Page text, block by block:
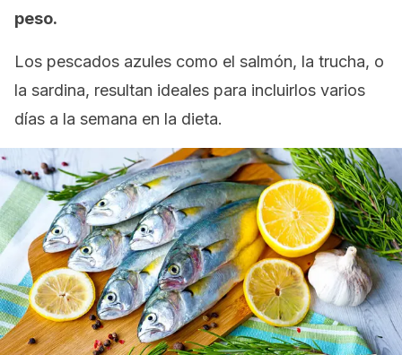
peso.
Los pescados azules como el salmón, la trucha, o
la sardina, resultan ideales para incluirlos varios
días a la semana en la dieta.